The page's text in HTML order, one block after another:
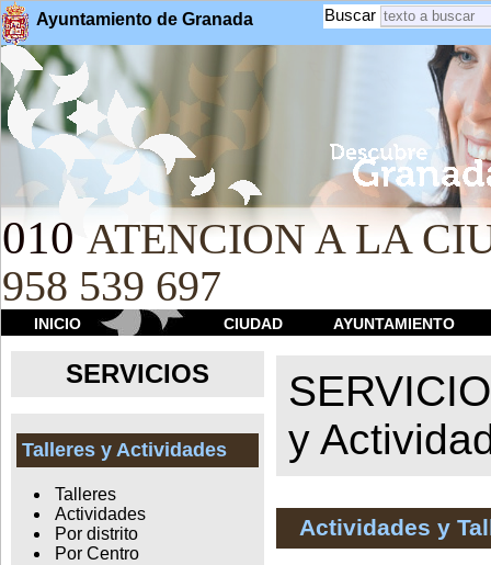
Ayuntamiento de Granada Buscar
010 ATENCION A LA
958 539 697
INICIO CIUDAD AYUNTAMIENTO
SERVICIOS
Talleres y Actividades
Talleres
Actividades
Por distrito
Por Centro
y
Actividades y